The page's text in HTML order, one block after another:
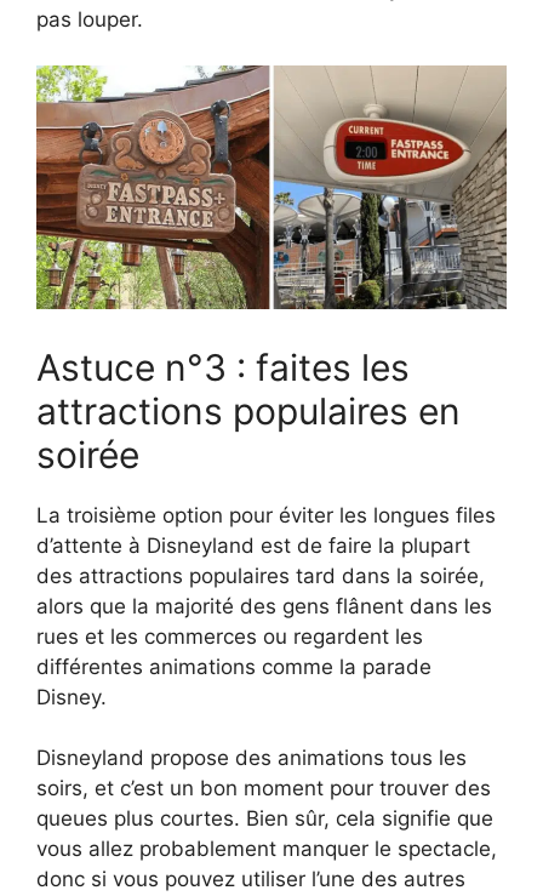
pas louper.
Astuce n°3 : faites les
attractions populaires en
soirée
La troisième option pour éviter les longues files
d’attente à Disneyland est de faire la plupart
des attractions populaires tard dans la soirée,
alors que la majorité des gens flânent dans les
rues et les commerces ou regardent les
différentes animations comme la parade
Disney.
Disneyland propose des animations tous les
soirs, et c’est un bon moment pour trouver des
queues plus courtes. Bien sûr, cela signifie que
vous allez probablement manquer le spectacle,
donc si vous pouvez utiliser l’une des autres